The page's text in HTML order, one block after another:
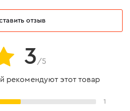
отзыв
3 /5
рекомендуют этот товар
1